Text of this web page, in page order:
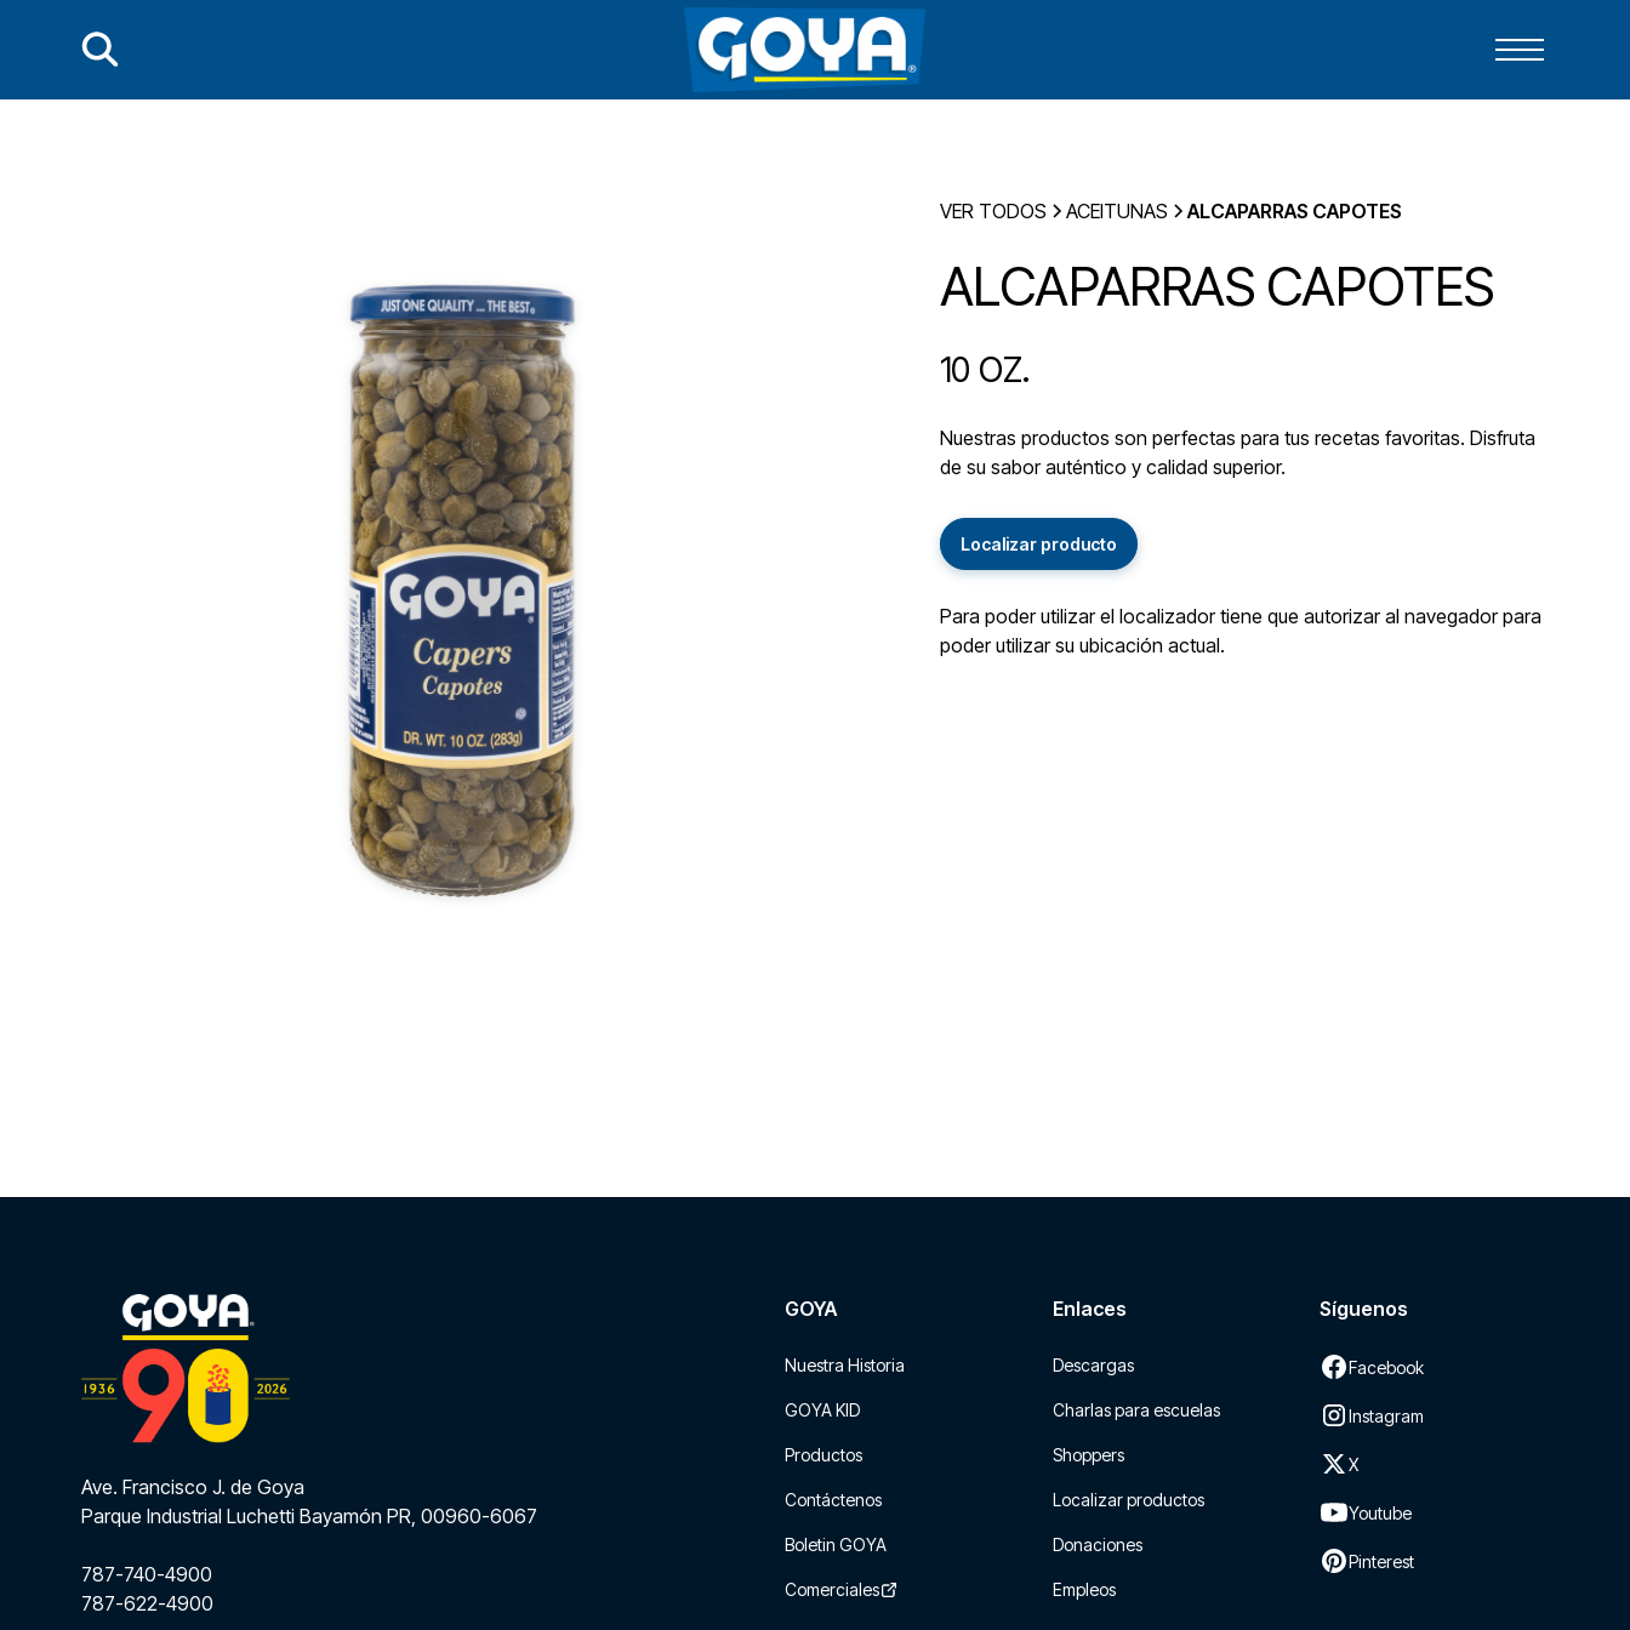
VER TODOS ACEITUNAS ALCAPARRAS CAPOTES
ALCAPARRAS CAPOTES
10 OZ.
Nuestras productos son perfectas para tus recetas favoritas. Disfruta
de su sabor auténtico y calidad superior.
Localizar producto
Para poder utilizar el localizador tiene que autorizar al navegador para
poder utilizar su ubicación actual.
Ave. Francisco J. de Goya
Parque Industrial Luchetti Bayamón PR, 00960-6067
787-740-4900
787-622-4900
GOYA
Nuestra Historia
GOYA KID
Productos
Contáctenos
Boletin GOYA
Comerciales
Enlaces
Descargas
Charlas para escuelas
Shoppers
Localizar productos
Donaciones
Empleos
Síguenos
Facebook
Instagram
X
Youtube
Pinterest